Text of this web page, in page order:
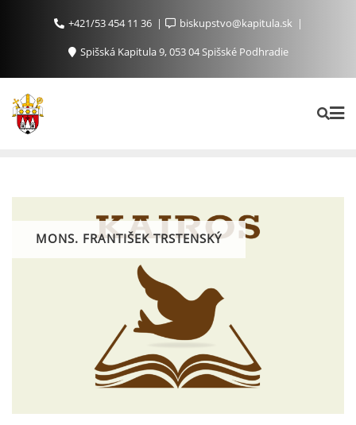
+421/53 454 11 36
biskupstvo@kapitula.sk
Spišská Kapitula 9, 053 04 Spišské Podhradie
MONS. FRANTIŠEK TRSTENSKÝ